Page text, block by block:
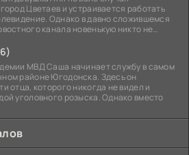
Цветаев и устраивается работать
Однако в давно сложившемся
канала новенькую никто не
МВД Саша начинает службу в самом
районе Югодонска. Здесь он
отца, которого никогда не видел и
уголовного розыска. Однако вместо